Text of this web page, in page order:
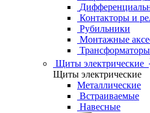
Контакторы и
Рубильники
Монтажные
Трансформаторы
Щиты электрические
Щиты электрические
Металлические
Встраиваемые
Навесные